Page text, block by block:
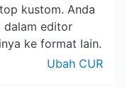
kustom. Anda
dalam editor
ke format lain.
Ubah CUR